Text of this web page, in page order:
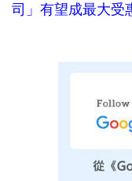
司」有望成最大受